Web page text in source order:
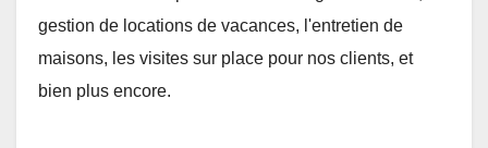
gestion de locations de vacances, l'entretien de
maisons, les visites sur place pour nos clients, et
bien plus encore.